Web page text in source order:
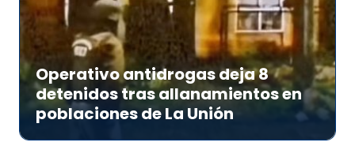
Operativo antidrogas deja 8
detenidos tras allanamientos en
poblaciones de La Unión